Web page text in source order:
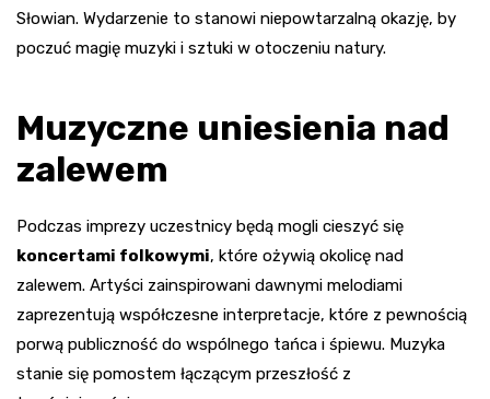
Słowian. Wydarzenie to stanowi niepowtarzalną okazję, by
poczuć magię muzyki i sztuki w otoczeniu natury.
Muzyczne uniesienia nad
zalewem
Podczas imprezy uczestnicy będą mogli cieszyć się
koncertami folkowymi, które ożywią okolicę nad
zalewem. Artyści zainspirowani dawnymi melodiami
zaprezentują współczesne interpretacje, które z pewnością
porwą publiczność do wspólnego tańca i śpiewu. Muzyka
stanie się pomostem łączącym przeszłość z